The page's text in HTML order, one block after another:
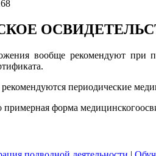
вообще рекомендуют при
периодические
примерная форма